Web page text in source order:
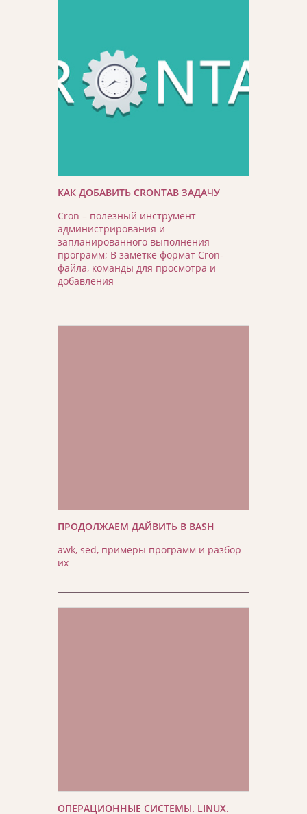
КАК ДОБАВИТЬ CRONTAB ЗАДАЧУ
Cron – полезный инструмент
администрирования и
запланированного выполнения
программ; В заметке формат Cron-
файла, команды для просмотра и
добавления
ПРОДОЛЖАЕМ ДАЙВИТЬ В BASH
awk, sed, примеры программ и разбор
их
ОПЕРАЦИОННЫЕ СИСТЕМЫ. LINUX.